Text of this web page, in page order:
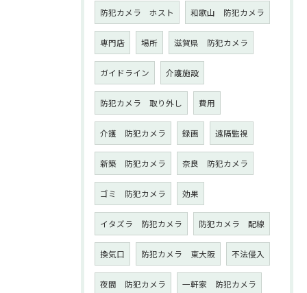
防犯カメラ ホスト 和歌山 防犯カメラ
専門店 場所 滋賀県 防犯カメラ
ガイドライン 介護施設
防犯カメラ 取り外し 費用
介護 防犯カメラ 録画 遠隔監視
新築 防犯カメラ 奈良 防犯カメラ
ゴミ 防犯カメラ 効果
イタズラ 防犯カメラ 防犯カメラ 配線
換気口 防犯カメラ 東大阪 不法侵入
夜間 防犯カメラ 一軒家 防犯カメラ